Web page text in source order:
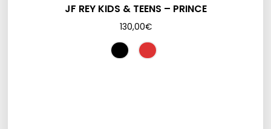
JF REY KIDS & TEENS – PRINCE
130,00€